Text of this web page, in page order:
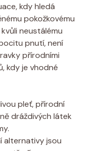
kdy hledá
pokožkovému
neustálému
pnutí, není
přírodními
kdy je vhodné‌
pleť, přírodní
dráždivých látek
alternativy jsou